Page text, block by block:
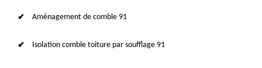
Aménagement de comble 91
Isolation comble toiture par soufflage 91